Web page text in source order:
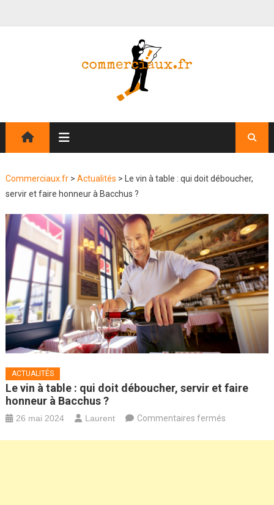
Commerciaux.fr> Actualités >
Le vin à table : qui doit déboucher,
servir et faire honneur à Bacchus ?
ACTUALITÉS
Le vin à table : qui doit déboucher, servir et faire
honneur à Bacchus ?
26 mai 2024 Laurent Commentaires ferméssur